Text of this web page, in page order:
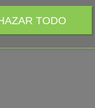
TODO